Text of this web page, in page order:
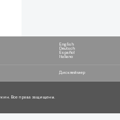
English
Deutsch
Español
Italiano
Дисклеймер
Все права защищены.